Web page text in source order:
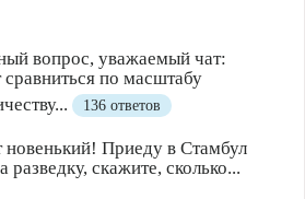
вопрос, уважаемый чат:
по масштабу
136 ответов
новенький! Приеду в Стамбул
разведку, скажите, сколько...